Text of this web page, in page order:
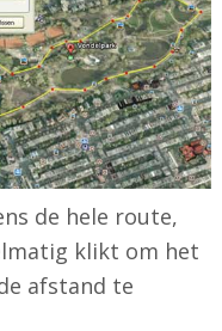
de hele route,
klikt om het
afstand te